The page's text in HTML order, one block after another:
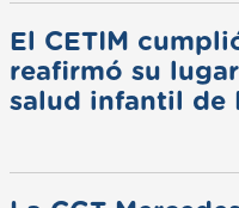
El CETIM
reafirmó su
salud infantil de